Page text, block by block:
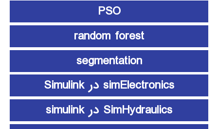
PSO
random forest
segmentation
simElectronics در Simulink
SimHydraulics در simulink